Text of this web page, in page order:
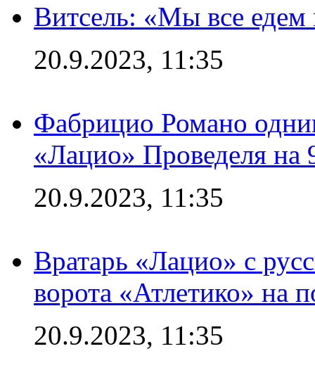
Витсель: «Мы все едем
20.9.2023, 11:35
Фабрицио Романо
«Лацио» Проведеля на
20.9.2023, 11:35
Вратарь «Лацио» с
ворота «Атлетико» на
20.9.2023, 11:35